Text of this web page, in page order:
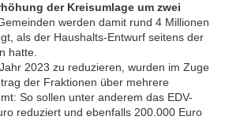
der Kreisumlage um zwei
werden damit rund 4 Millionen
als der Haushalts-Entwurf seitens der
hatte.
2023 zu reduzieren, wurden im Zuge
der Fraktionen über mehrere
So sollen unter anderem das EDV-
reduziert und ebenfalls 200.000 Euro